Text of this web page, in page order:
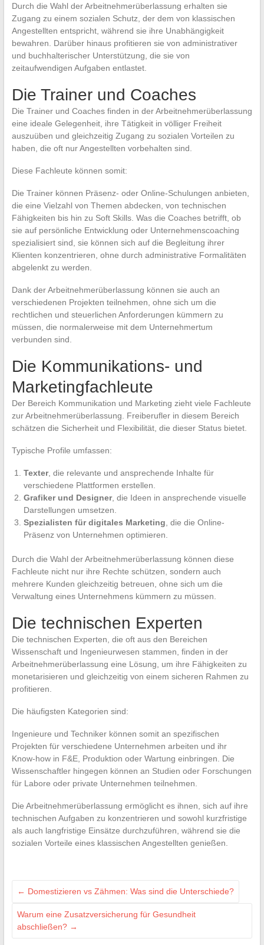
Durch die Wahl der Arbeitnehmerüberlassung erhalten sie
Zugang zu einem sozialen Schutz, der dem von klassischen
Angestellten entspricht, während sie ihre Unabhängigkeit
bewahren. Darüber hinaus profitieren sie von administrativer
und buchhalterischer Unterstützung, die sie von
zeitaufwendigen Aufgaben entlastet.
Die Trainer und Coaches
Die Trainer und Coaches finden in der Arbeitnehmerüberlassung
eine ideale Gelegenheit, ihre Tätigkeit in völliger Freiheit
auszuüben und gleichzeitig Zugang zu sozialen Vorteilen zu
haben, die oft nur Angestellten vorbehalten sind.
Diese Fachleute können somit:
Die Trainer können Präsenz- oder Online-Schulungen anbieten,
die eine Vielzahl von Themen abdecken, von technischen
Fähigkeiten bis hin zu Soft Skills. Was die Coaches betrifft, ob
sie auf persönliche Entwicklung oder Unternehmenscoaching
spezialisiert sind, sie können sich auf die Begleitung ihrer
Klienten konzentrieren, ohne durch administrative Formalitäten
abgelenkt zu werden.
Dank der Arbeitnehmerüberlassung können sie auch an
verschiedenen Projekten teilnehmen, ohne sich um die
rechtlichen und steuerlichen Anforderungen kümmern zu
müssen, die normalerweise mit dem Unternehmertum
verbunden sind.
Die Kommunikations- und
Marketingfachleute
Der Bereich Kommunikation und Marketing zieht viele Fachleute
zur Arbeitnehmerüberlassung. Freiberufler in diesem Bereich
schätzen die Sicherheit und Flexibilität, die dieser Status bietet.
Typische Profile umfassen:
Texter, die relevante und ansprechende Inhalte für
verschiedene Plattformen erstellen.
Grafiker und Designer, die Ideen in ansprechende visuelle
Darstellungen umsetzen.
Spezialisten für digitales Marketing , die die Online-
Präsenz von Unternehmen optimieren.
Durch die Wahl der Arbeitnehmerüberlassung können diese
Fachleute nicht nur ihre Rechte schützen, sondern auch
mehrere Kunden gleichzeitig betreuen, ohne sich um die
Verwaltung eines Unternehmens kümmern zu müssen.
Die technischen Experten
Die technischen Experten, die oft aus den Bereichen
Wissenschaft und Ingenieurwesen stammen, finden in der
Arbeitnehmerüberlassung eine Lösung, um ihre Fähigkeiten zu
monetarisieren und gleichzeitig von einem sicheren Rahmen zu
profitieren.
Die häufigsten Kategorien sind:
Ingenieure und Techniker können somit an spezifischen
Projekten für verschiedene Unternehmen arbeiten und ihr
Know-how in F&E, Produktion oder Wartung einbringen. Die
Wissenschaftler hingegen können an Studien oder Forschungen
für Labore oder private Unternehmen teilnehmen.
Die Arbeitnehmerüberlassung ermöglicht es ihnen, sich auf ihre
technischen Aufgaben zu konzentrieren und sowohl kurzfristige
als auch langfristige Einsätze durchzuführen, während sie die
sozialen Vorteile eines klassischen Angestellten genießen.
← Domestizieren vs Zähmen: Was sind die Unterschiede?
Warum eine Zusatzversicherung für Gesundheit
abschließen? →